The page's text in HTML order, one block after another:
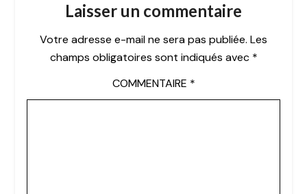
Laisser un commentaire
Votre adresse e-mail ne sera pas publiée. Les
champs obligatoires sont indiqués avec *
COMMENTAIRE *